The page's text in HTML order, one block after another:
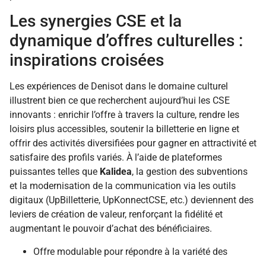
Les synergies CSE et la
dynamique d’offres culturelles :
inspirations croisées
Les expériences de Denisot dans le domaine culturel
illustrent bien ce que recherchent aujourd’hui les CSE
innovants : enrichir l’offre à travers la culture, rendre les
loisirs plus accessibles, soutenir la billetterie en ligne et
offrir des activités diversifiées pour gagner en attractivité et
satisfaire des profils variés. À l’aide de plateformes
puissantes telles que Kalidea, la gestion des subventions
et la modernisation de la communication via les outils
digitaux (UpBilletterie, UpKonnectCSE, etc.) deviennent des
leviers de création de valeur, renforçant la fidélité et
augmentant le pouvoir d’achat des bénéficiaires.
Offre modulable pour répondre à la variété des